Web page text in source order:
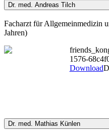
Dr. med. Andreas Tilch
Facharzt für Allgemeinmedizin
Jahren)
1576-
Download
Dr. med. Mathias Künlen